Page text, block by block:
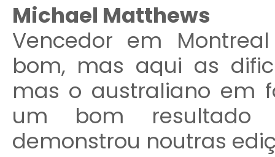
Michael Matthews
Vencedor em
bom, mas aqui as
mas o australiano em
um bom resultado
demonstrou noutras